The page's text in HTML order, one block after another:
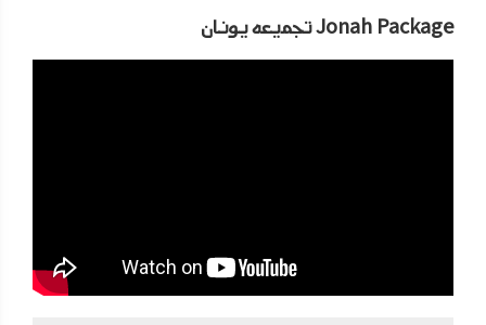
Jonah Package تجميعه يونان